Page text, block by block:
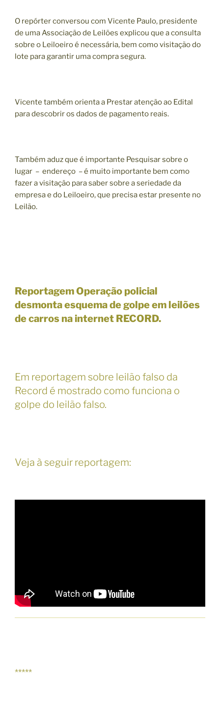
O repórter conversou com Vicente Paulo, presidente
de uma Associação de Leilões explicou que a consulta
sobre o Leiloeiro é necessária, bem como visitação do
lote para garantir uma compra segura.
Vicente também orienta a Prestar atenção ao Edital
para descobrir os dados de pagamento reais.
Também aduz que é importante Pesquisar sobre o
lugar – endereço – é muito importante bem como
fazer a visitação para saber sobre a seriedade da
empresa e do Leiloeiro, que precisa estar presente no
Leilão.
Reportagem Operação policial
desmonta esquema de golpe em leilões
de carros na internet RECORD.
Em reportagem sobre leilão falso da
Record é mostrado como funciona o
golpe do leilão falso.
Veja à seguir reportagem:
*****